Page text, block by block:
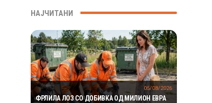
НАЈЧИТАНИ
ФРЛИЛА ЛОЗ СО ДОБИВКА ОД МИЛИОН ЕВРА
05/08/2026